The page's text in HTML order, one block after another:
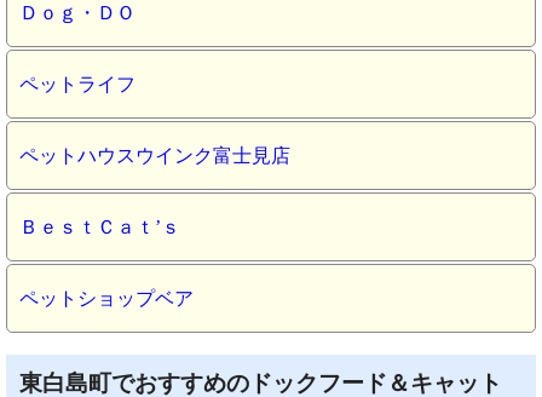
Ｄｏｇ・ＤＯ
ペットライフ
ペットハウスウインク富士見店
ＢｅｓｔＣａｔ’ｓ
ペットショップベア
東白島町でおすすめのドックフード＆キャット